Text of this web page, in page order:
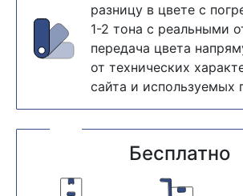
разницу в цвете с
1-2 тона с реальными
передача цвета
от технических
сайта и используемых
Бесплатно